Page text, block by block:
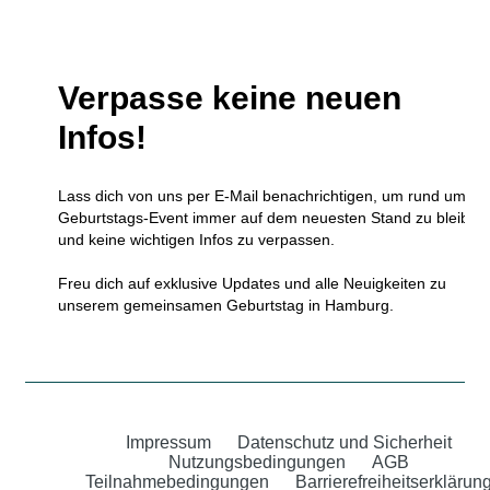
Verpasse keine neuen
Infos!
Lass dich von uns per E-Mail benachrichtigen, um rund um
Geburtstags-Event immer auf dem neuesten Stand zu bleiben
und keine wichtigen Infos zu verpassen.
Freu dich auf exklusive Updates und alle Neuigkeiten zu
unserem gemeinsamen Geburtstag in Hamburg.
Impressum
Datenschutz und Sicherheit
Nutzungsbedingungen
AGB
Teilnahmebedingungen